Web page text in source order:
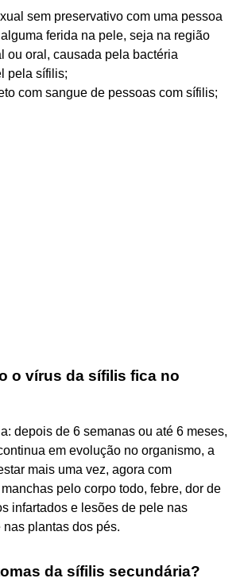
sem preservativo com uma pessoa
ferida na pele, seja na região
ou oral, causada pela bactéria
pela sífilis;
com sangue de pessoas com sífilis;
o vírus da sífilis fica no
depois de 6 semanas ou até 6 meses,
em evolução no organismo, a
mais uma vez, agora com
pelo corpo todo, febre, dor de
infartados e lesões de pele nas
plantas dos pés.
da sífilis secundária?